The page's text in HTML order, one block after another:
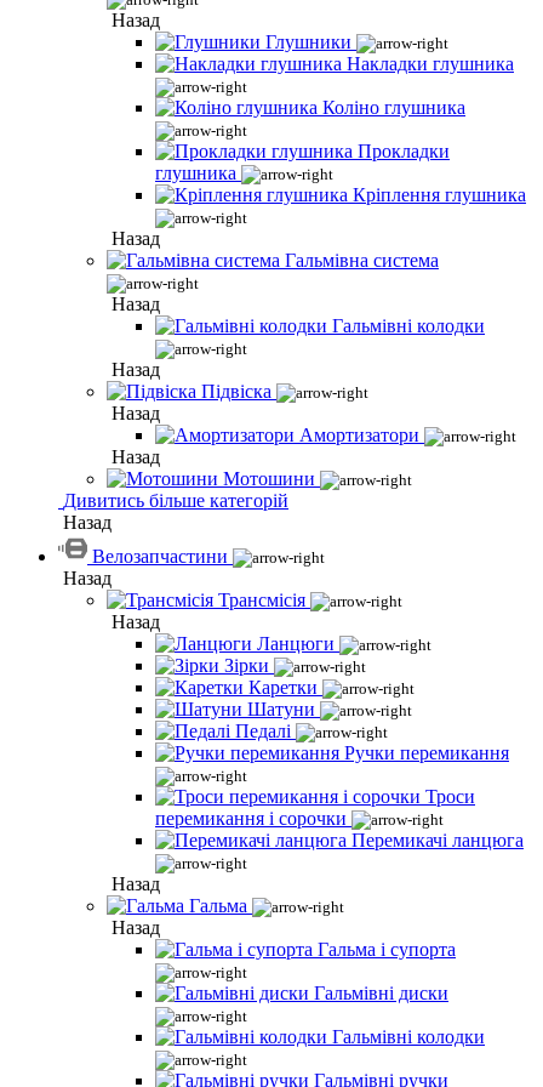
Назад
Глушники
Накладки глушника
Коліно глушника
Прокладки
глушника
Кріплення глушника
Назад
Гальмівна система
Назад
Гальмівні колодки
Назад
Підвіска
Назад
Амортизатори
Назад
Мотошини
Дивитись більше категорій
Назад
Велозапчастини
Назад
Трансмісія
Назад
Ланцюги
Зірки
Каретки
Шатуни
Педалі
Ручки перемикання
Троси
перемикання і сорочки
Перемикачі ланцюга
Назад
Гальма
Назад
Гальма і супорта
Гальмівні диски
Гальмівні колодки
Гальмівні ручки